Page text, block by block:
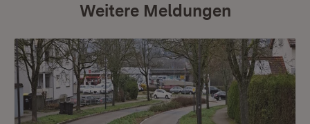
Weitere Meldungen